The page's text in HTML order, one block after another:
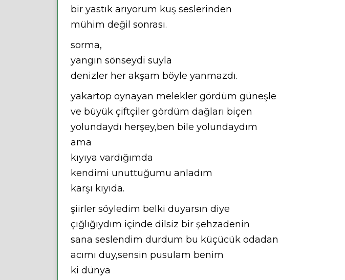
bir yastık arıyorum kuş seslerinden
mühim değil sonrası.
sorma,
yangın sönseydi suyla
denizler her akşam böyle yanmazdı.
yakartop oynayan melekler gördüm güneşle
ve büyük çiftçiler gördüm dağları biçen
yolundaydı herşey,ben bile yolundaydım
ama
kıyıya vardığımda
kendimi unuttuğumu anladım
karşı kıyıda.
şiirler söyledim belki duyarsın diye
çığlığıydım içinde dilsiz bir şehzadenin
sana seslendim durdum bu küçücük odadan
acımı duy,sensin pusulam benim
ki dünya